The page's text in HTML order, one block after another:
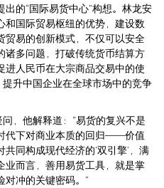
的“国际易货中心”构想。林龙安
国际贸易枢纽的优势，建设数
易的创新模式，不仅可以安全
多问题，打破传统货币结算方
人民币在大宗商品交易中的使
升中国企业在全球市场中的竞争
，他解释道：“易货的复兴不是
代下对商业本质的回归——价值
同构成现代经济的‘双引擎’，满
业而言，善用易货工具，就是掌
冲的关键密码。”